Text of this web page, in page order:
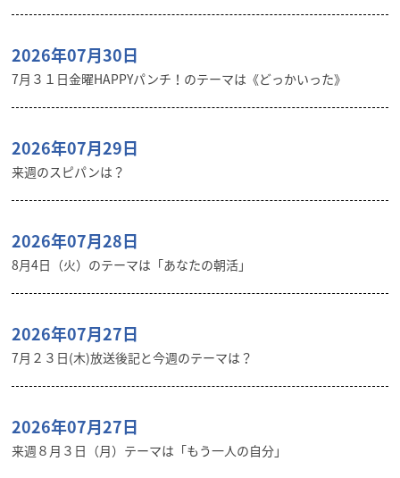
2026年07月30日
7月３１日金曜HAPPYパンチ！のテーマは《どっかいった》
2026年07月29日
来週のスピパンは？
2026年07月28日
8月4日（火）のテーマは「あなたの朝活」
2026年07月27日
7月２３日(木)放送後記と今週のテーマは？
2026年07月27日
来週８月３日（月）テーマは「もう一人の自分」